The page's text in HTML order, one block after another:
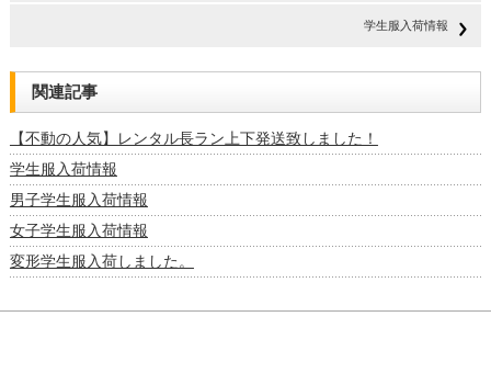
学生服入荷情報
関連記事
【不動の人気】レンタル長ラン上下発送致しました！
学生服入荷情報
男子学生服入荷情報
女子学生服入荷情報
変形学生服入荷しました。